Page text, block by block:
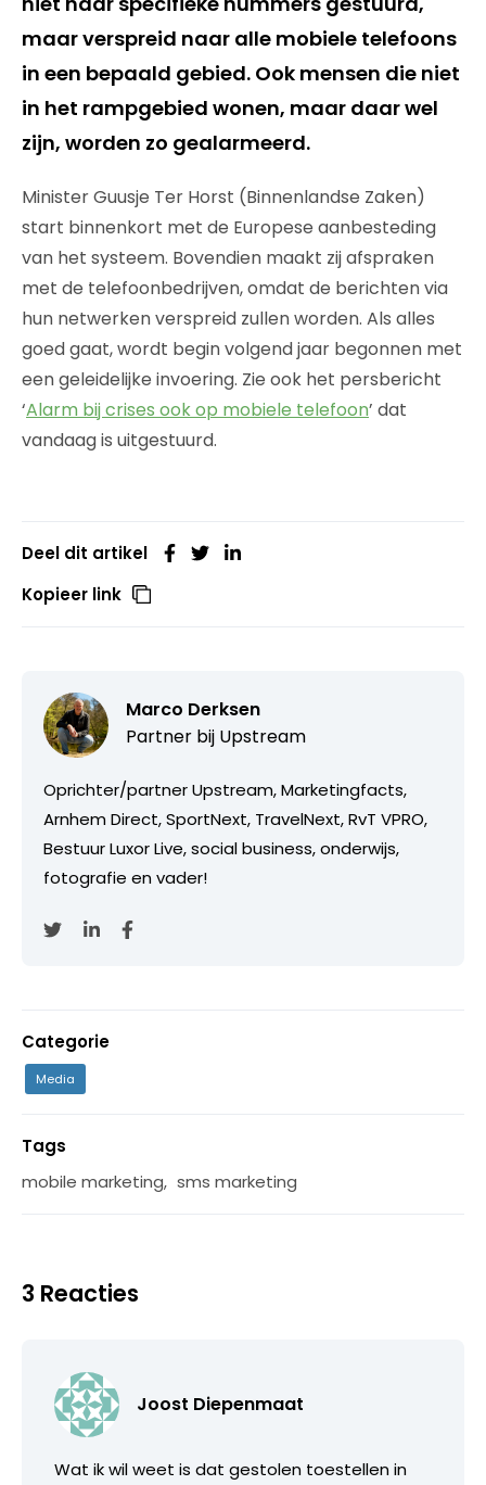
maar verspreid naar alle mobiele telefoons
in een bepaald gebied. Ook mensen die niet
in het rampgebied wonen, maar daar wel
zijn, worden zo gealarmeerd.
Minister Guusje Ter Horst (Binnenlandse Zaken)
start binnenkort met de Europese aanbesteding
van het systeem. Bovendien maakt zij afspraken
met de telefoonbedrijven, omdat de berichten via
hun netwerken verspreid zullen worden. Als alles
goed gaat, wordt begin volgend jaar begonnen met
een geleidelijke invoering. Zie ook het persbericht
‘Alarm bij crises ook op mobiele telefoon’ dat
vandaag is uitgestuurd.
Deel dit artikel
Kopieer link
Marco Derksen
Partner bij Upstream
Oprichter/partner Upstream, Marketingfacts,
Arnhem Direct, SportNext, TravelNext, RvT VPRO,
Bestuur Luxor Live, social business, onderwijs,
fotografie en vader!
Categorie
Media
Tags
mobile marketing, sms marketing
3 Reacties
Joost Diepenmaat
Wat ik wil weet is dat gestolen toestellen in